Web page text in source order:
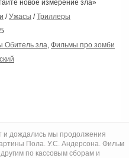
новое измерение зла»
/Ужасы /Триллеры
Обитель зла, Фильмы про зомби
и дождались мы продолжения
Пола. У.С. Андерсона. Фильм
по кассовым сборам и